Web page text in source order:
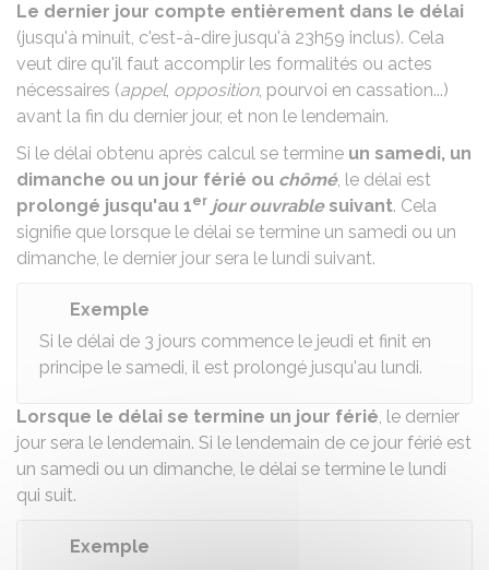
Le dernier jour compte entièrement dans le délai
(jusqu'à minuit, c'est-à-dire jusqu'à 23h59 inclus). Cela
veut dire qu'il faut accomplir les formalités ou actes
nécessaires (appel, opposition, pourvoi en cassation...)
avant la fin du dernier jour, et non le lendemain.
Si le délai obtenu après calcul se termine un samedi, un
dimanche ou un jour férié ou chômé, le délai est
prolongé jusqu'au 1er jour ouvrablesuivant. Cela
signifie que lorsque le délai se termine un samedi ou un
dimanche, le dernier jour sera le lundi suivant.
Exemple
Si le délai de 3 jours commence le jeudi et finit en
principe le samedi, il est prolongé jusqu'au lundi.
Lorsque le délai se termine un jour férié, le dernier
jour sera le lendemain. Si le lendemain de ce jour férié est
un samedi ou un dimanche, le délai se termine le lundi
qui suit.
Exemple